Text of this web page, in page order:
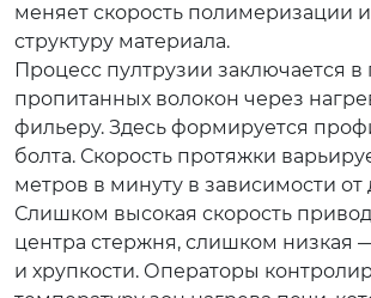
меняет скорость полимеризации
структуру материала.
Процесс пултрузии заключается в
пропитанных волокон через
фильеру. Здесь формируется
болта. Скорость протяжки
метров в минуту в зависимости от
Слишком высокая скорость
центра стержня, слишком низкая
и хрупкости. Операторы